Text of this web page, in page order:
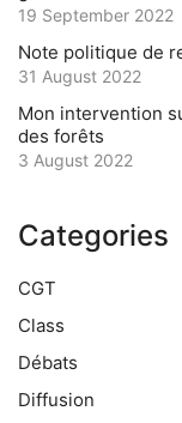
19 September 2022
Note politique de
31 August 2022
Mon intervention
des forêts
3 August 2022
Categories
CGT
Class
Débats
Diffusion